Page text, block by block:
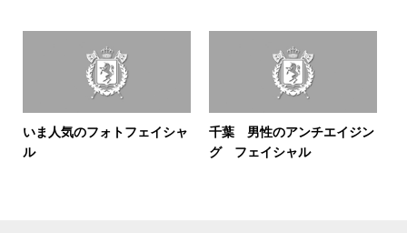
いま人気のフォトフェイシャ
ル
千葉 男性のアンチエイジン
グ フェイシャル